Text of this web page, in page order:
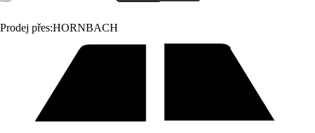
Prodej přes:HORNBACH